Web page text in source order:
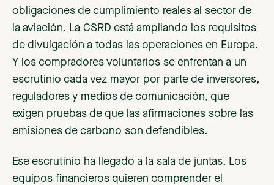
obligaciones de cumplimiento reales al sector de
la aviación. La CSRD está ampliando los requisitos
de divulgación a todas las operaciones en Europa.
Y los compradores voluntarios se enfrentan a un
escrutinio cada vez mayor por parte de inversores,
reguladores y medios de comunicación, que
exigen pruebas de que las afirmaciones sobre las
emisiones de carbono son defendibles.
Ese escrutinio ha llegado a la sala de juntas. Los
equipos financieros quieren comprender el